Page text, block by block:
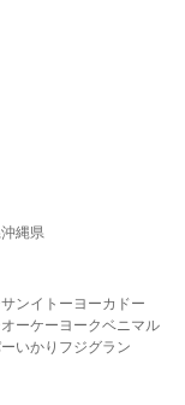
沖縄県
ンイトーヨーカドー
オーケー ヨークベニマル
いかり フジグラン